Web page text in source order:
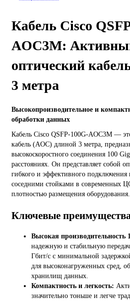
Кабель Cisco
AOC3M:
оптический
3 метра
Высокопроизводительное и
обработки данных
Кабель Cisco QSFP-100G-AOC3M —
кабель (AOC) длиной 3 метра,
высокоскоростного соединения 100
расстояниях. Он представляет собой
гибкого и эффективного
соседними стойками в современных
плотностью размещения оборудования.
Ключевые
Высокая производительность
надежную и стабильную
Гбит/с с минимальной
для высоконагруженных сред,
хранилищ данных.
Компактность и легкость:
значительно тоньше и легче